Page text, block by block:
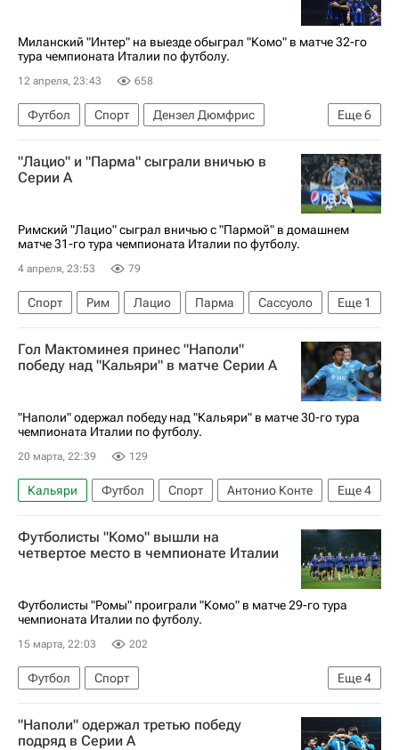
Пётр Зелиньский
Интер Наполи
Миланский "Интер" на выезде обыграл "Комо" в матче 32-го
тура чемпионата Италии по футболу.
12 апреля, 23:43 658
Еще6
Футбол Спорт
Дензел Дюмфрис
Люка да Кунья
Маркюс Тюрам
Интер
Комо
Наполи
Серия А 2026-2027 (Чемпионат Италии по футболу)
"Лацио" и "Парма" сыграли вничью в
Серии А
Римский "Лацио" сыграл вничью с "Пармой" в домашнем
матче 31-го тура чемпионата Италии по футболу.
4 апреля, 23:53 79
Еще 1
Спорт Рим Лацио Парма
Сассуоло
Серия А 2026-2027 (Чемпионат Италии по футболу)
Гол Мактоминея принес "Наполи"
победу над "Кальяри" в матче Серии А
"Наполи" одержал победу над "Кальяри" в матче 30-го тура
чемпионата Италии по футболу.
20 марта, 22:39 129
Еще4
Кальяри Футбол Спорт
Антонио Конте
Серия А 2026-2027 (Чемпионат Италии по футболу)
Наполи
Милан Скотт Мактомини
Футболисты "Комо" вышли на
четвертое место в чемпионате Италии
Футболисты "Ромы" проиграли "Комо" в матче 29-го тура
чемпионата Италии по футболу.
15 марта, 22:03 202
Еще4
Футбол
Спорт
Серия А 2026-2027 (Чемпионат Италии по футболу)
Комо
Рома Верона
"Наполи" одержал третью победу
подряд в Серии А